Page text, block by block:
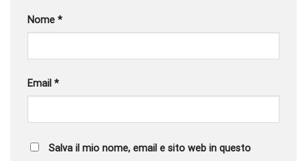
Nome *
Email *
Salva il mio nome, email e sito web in questo